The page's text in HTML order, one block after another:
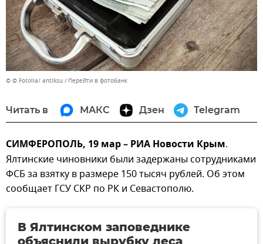
© © Fotolia/ antiksu Перейти в фотобанк
Читать в МАКС Дзен Telegram
СИМФЕРОПОЛЬ, 19 мар – РИА Новости Крым.
Ялтинские чиновники были задержаны сотрудниками
ФСБ за взятку в размере 150 тысяч рублей. Об этом
сообщает ГСУ СКР по РК и Севастополю.
В Ялтинском заповеднике
объяснили вырубку леса